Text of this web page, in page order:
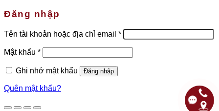
Đăng nhập
Tên tài khoản hoặc địa chỉ email *Bắt
buộc
Mật khẩu *Bắt
buộc
Ghi nhớ mật khẩu
Đăng nhập
Quên mật khẩu?